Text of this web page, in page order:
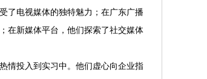
了电视媒体的独特魅力；在广东广播
在新媒体平台，他们探索了社交媒体
情投入到实习中。他们虚心向企业指